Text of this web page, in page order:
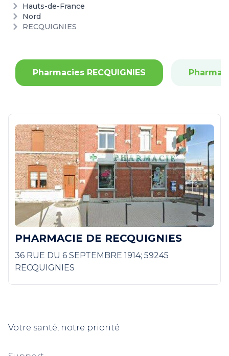
Hauts-de-France
Nord
RECQUIGNIES
Pharmacies RECQUIGNIES
PHARMACIE DE RECQUIGNIES
36 RUE DU 6 SEPTEMBRE 1914; 59245
RECQUIGNIES
Votre santé, notre priorité